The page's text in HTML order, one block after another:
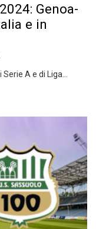
Genoa-
e in
A e di Liga…